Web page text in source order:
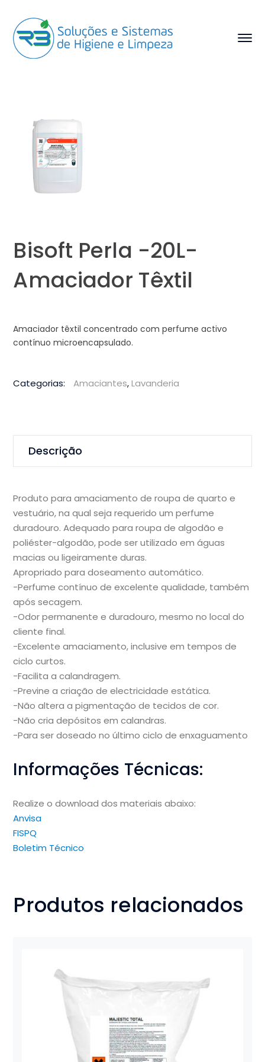
Bisoft Perla -20L-
Amaciador Têxtil
Amaciador têxtil concentrado com perfume activo
contínuo microencapsulado.
Categorias: Amaciantes,Lavanderia
Descrição
Produto para amaciamento de roupa de quarto e
vestuário, na qual seja requerido um perfume
duradouro. Adequado para roupa de algodão e
poliéster-algodão, pode ser utilizado em águas
macias ou ligeiramente duras.
Apropriado para doseamento automático.
-Perfume contínuo de excelente qualidade, também
após secagem.
-Odor permanente e duradouro, mesmo no local do
cliente final.
-Excelente amaciamento, inclusive em tempos de
ciclo curtos.
-Facilita a calandragem.
-Previne a criação de electricidade estática.
-Não altera a pigmentação de tecidos de cor.
-Não cria depósitos em calandras.
-Para ser doseado no último ciclo de enxaguamento
Informações Técnicas:
Realize o download dos materiais abaixo:
Anvisa
FISPQ
Boletim Técnico
Produtos relacionados